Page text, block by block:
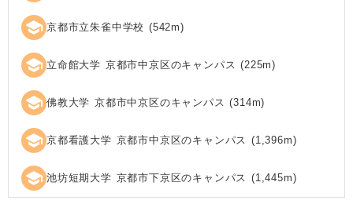
school 京都市立朱雀中学校 (542m)
school 立命館大学 京都市中京区のキャンパス (225m)
school 佛教大学 京都市中京区のキャンパス (314m)
school 京都看護大学 京都市中京区のキャンパス (1,396m)
school 池坊短期大学 京都市下京区のキャンパス (1,445m)